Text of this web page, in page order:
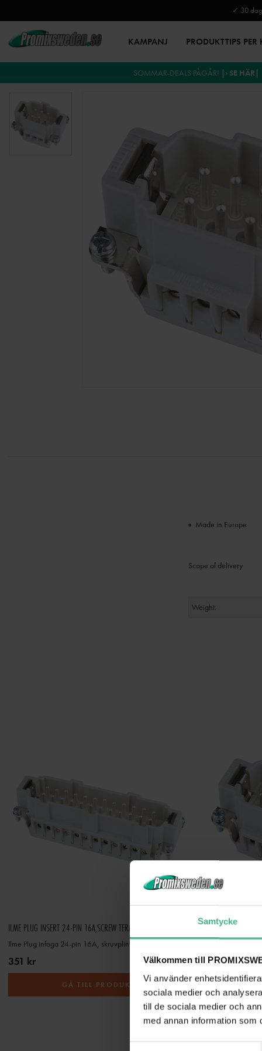
Samtycke
Välkommen till
Vi använder
sociala medier och
till de sociala medier och
med annan information som
✓ 30
KAMPANJ PRODUKTTIPS
SOMMAR-DEALS PÅGÅR! |› SE HÄR|
Made in Europe
Scope of delivery
Weight:
ILME PLUG INSERT 24-PIN 16A,SCREW TERMINAL
Ilme Plug infoga 24-pin 16A, skruvplint
351 kr
GÅ TILL PRODUKT
ILME PLUG INSERT
231 kr